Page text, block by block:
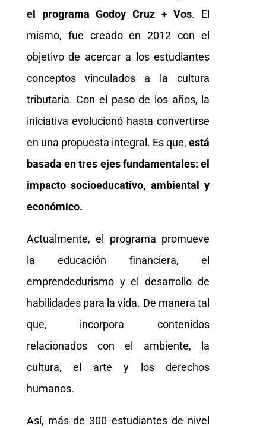
el programa Godoy Cruz + Vos. El
mismo, fue creado en 2012 con el
objetivo de acercar a los estudiantes
conceptos vinculados a la cultura
tributaria. Con el paso de los años, la
iniciativa evolucionó hasta convertirse
en una propuesta integral. Es que, está
basada en tres ejes fundamentales: el
impacto socioeducativo, ambiental y
económico.
Actualmente, el programa promueve
la educación financiera, el
emprendedurismo y el desarrollo de
habilidades para la vida. De manera tal
que, incorpora contenidos
relacionados con el ambiente, la
cultura, el arte y los derechos
humanos.
Así, más de 300 estudiantes de nivel